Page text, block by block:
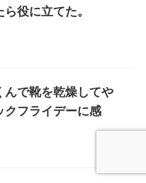
役に立てた。
んで靴を乾燥してや
クフライデーに感